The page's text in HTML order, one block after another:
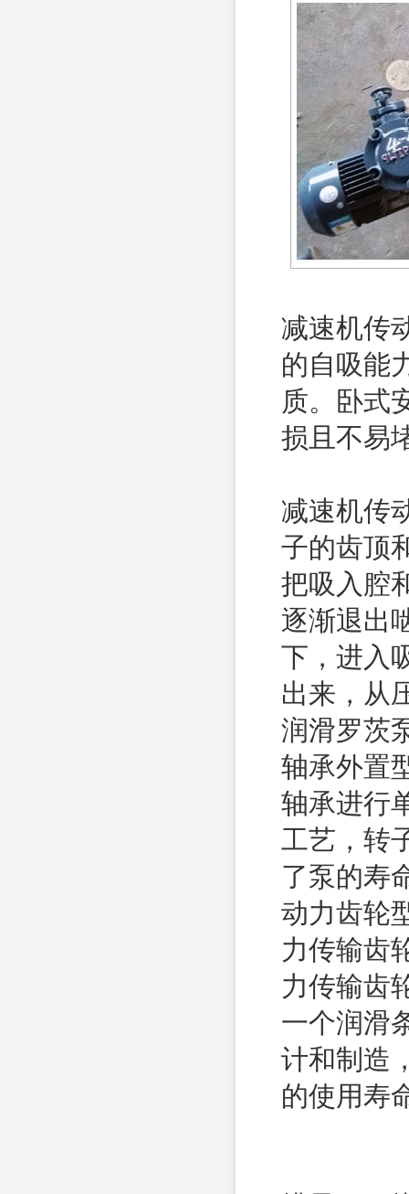
减速机传
的自吸能
质。卧式
损且不易
减速机传
子的齿顶
把吸入腔
逐渐退出
下，进入
出来，从
润滑罗茨
轴承外置
轴承进行
工艺，转
了泵的寿
动力齿轮
力传输齿
力传输齿
一个润滑
计和制造
的使用寿